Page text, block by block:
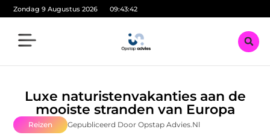
Zondag 9 Augustus 2026 09:43:43
Luxe naturistenvakanties aan de
mooiste stranden van Europa
Reizen Gepubliceerd Door Opstap Advies.nl